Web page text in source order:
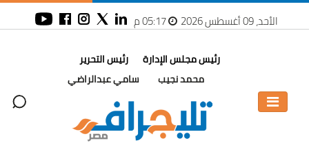
الأحد، 09 أغسطس 2026 05:17 م
رئيس مجلس الإدارة
محمد نجيب
رئيس التحرير
سامي عبدالراضي